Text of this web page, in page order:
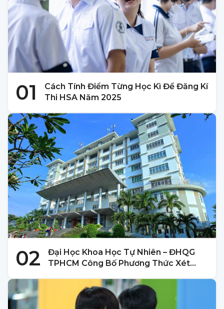
01
Cách Tính Điểm Từng Học Kì Để Đăng Kí
Thi HSA Năm 2025
02
Đại Học Khoa Học Tự Nhiên – ĐHQG
TPHCM Công Bố Phương Thức Xét